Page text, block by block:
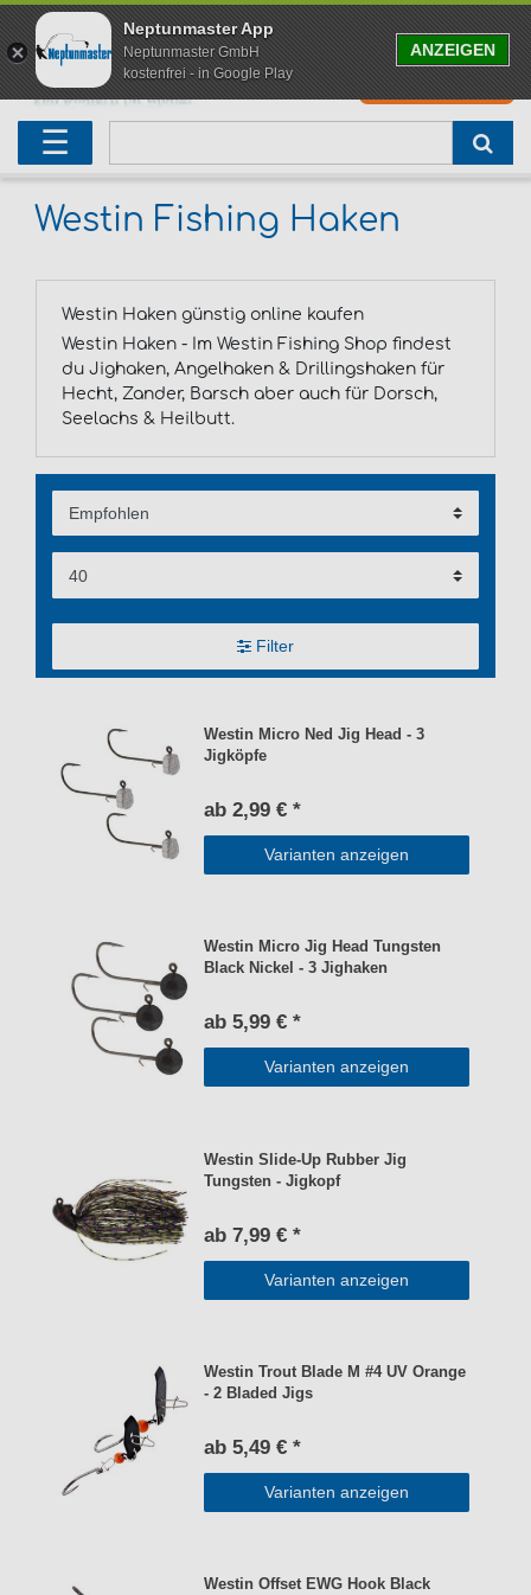
☰
Westin Fishing Haken
Westin Haken günstig online kaufen
Westin Haken - Im Westin Fishing Shop findest
du Jighaken, Angelhaken & Drillingshaken für
Hecht, Zander, Barsch aber auch für Dorsch,
Seelachs & Heilbutt.
Filter
Westin Micro Ned Jig Head - 3
Jigköpfe
ab 2,99 € *
Varianten anzeigen
Westin Micro Jig Head Tungsten
Black Nickel - 3 Jighaken
ab 5,99 € *
Varianten anzeigen
Westin Slide-Up Rubber Jig
Tungsten - Jigkopf
ab 7,99 € *
Varianten anzeigen
Westin Trout Blade M #4 UV Orange
- 2 Bladed Jigs
ab 5,49 € *
Varianten anzeigen
Westin Offset EWG Hook Black
Neu eingetroffen
Angelset
Geschenke für Angler
Karpfenruten
Freilaufrollen
Karpfenmontagen
Karpfenliege
Abhakmatte
weitere
Raubfischrute
Köderfischrute
Köderfischsenke
Raubfischkescher
weitere
Forellenruten
Forellenposen
Forellenköder
Wallerruten
Wallerrolle
Wallerköder
weitere
Meeresruten
Meeresrollen
Meerforellenköder
weitere
Matchruten
Feederrollen
Futterkorb
Trollingruten
Bootsrutenhalter
weitere
FOX
Westin Fishing
Zeck Fishing
Black Cat
weitere
Neptunmaster App
Neptunmaster GmbH
kostenfrei - in Google Play
ANZEIGEN